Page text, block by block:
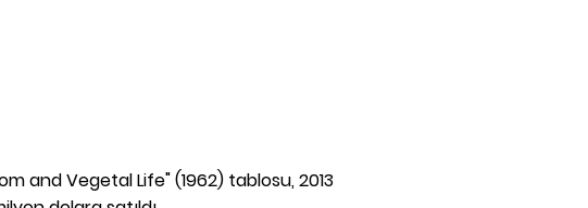
and Vegetal Life" (1962) tablosu, 2013